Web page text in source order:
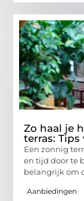
Zo haal je
terras:
Een zonnig
en tijd door te
belangrijk om
Aanbiedingen